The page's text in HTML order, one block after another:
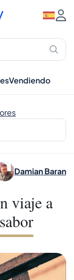
Vendiendo
Damian Baran
viaje a